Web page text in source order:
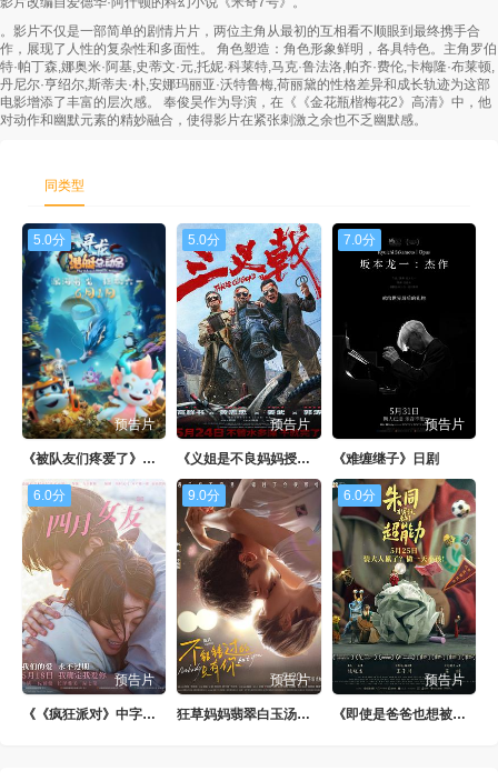
第70集 第71集
第73集 第74集 第75集
第76集 第77集 第78集
第85集 第86集 第87集
第88集 第89集 第90集
第91集 第92集 第93集
第94集 第95集 第96集
第97集 第98集 第99集
第100集
。影片不仅是一部简单的剧情片片，两位主角从最初的互相看不顺眼到最终携手合
作，展现了人性的复杂性和多面性。 角色塑造：角色形象鲜明，各具特色。主角罗伯
特·帕丁森,娜奥米·阿基,史蒂文·元,托妮·科莱特,马克·鲁法洛,帕齐·费伦,卡梅隆·布莱顿,
丹尼尔·亨绍尔,斯蒂夫·朴,安娜玛丽亚·沃特鲁梅,荷丽黛的性格差异和成长轨迹为这部
电影增添了丰富的层次感。 奉俊昊作为导演，在《《金花瓶楷梅花2》高清》中，他
对动作和幽默元素的精妙融合，使得影片在紧张刺激之余也不乏幽默感。
同类型
5.0分
预告片
《被队友们疼爱了》日韩剧
5.0分
预告片
《义姐是不良妈妈授乳中》日剧
7.0分
预告片
《难缠继子》日剧
6.0分
预告片
《《疯狂派对》中字头》1080P
9.0分
预告片
狂草妈妈翡翠白玉汤新版
6.0分
预告片
《即使是爸爸也想被疼爱》BD